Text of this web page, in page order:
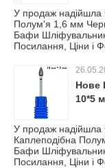
У продаж
Полум'я 1,6 мм
Бафи
Посилання, Ціни і
Нове
10*5
У продаж
Каплеподібна
Бафи
Посилання, Ціни і